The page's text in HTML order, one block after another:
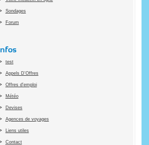
Sondages
Forum
test
Appels D'Offres
Offres d'emploi
Météo
Devises
Agences de voyages
Liens utiles
Contact